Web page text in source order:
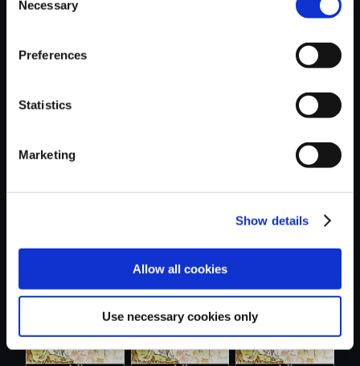
Selection
Necessary
Preferences
Statistics
Marketing
Show details
Allow all cookies
Use necessary cookies only
おすすめ商品
（しらべ）....
（しらべ）....
（しらべ）....